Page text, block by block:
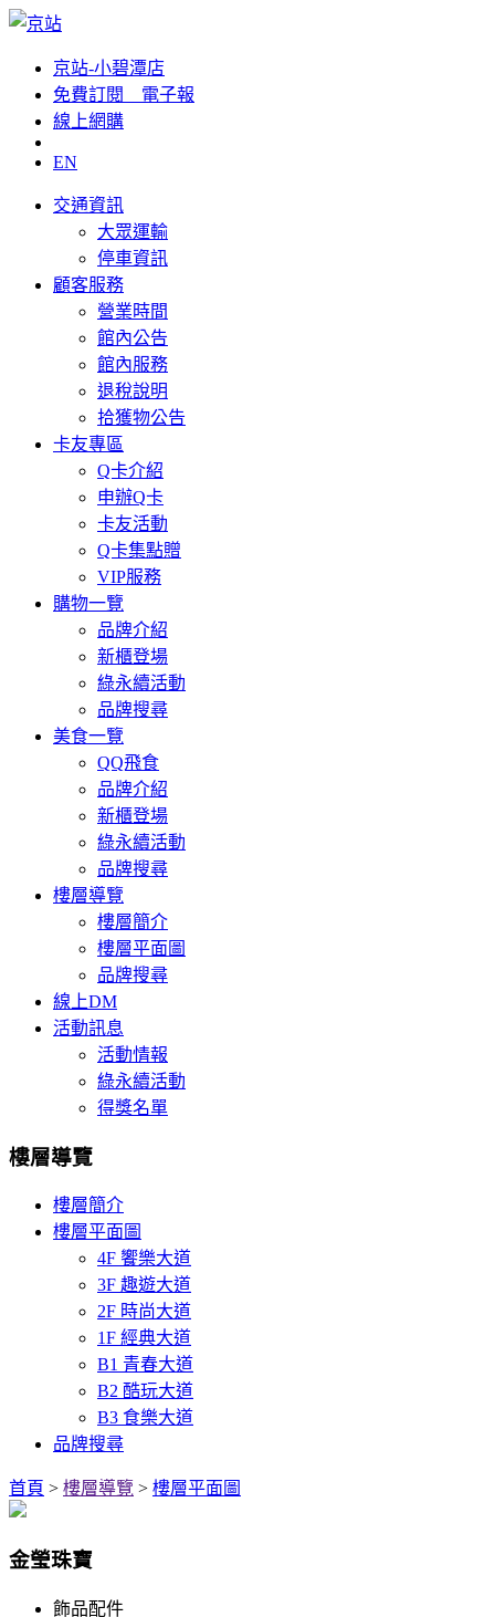
京站-小碧潭店
免費訂閱__電子報
線上網購
EN
交通資訊
大眾運輸
停車資訊
顧客服務
營業時間
館內公告
館內服務
退稅說明
拾獲物公告
卡友專區
Q卡介紹
申辦Q卡
卡友活動
Q卡集點贈
VIP服務
購物一覽
品牌介紹
新櫃登場
綠永續活動
品牌搜尋
美食一覽
QQ飛食
品牌介紹
新櫃登場
綠永續活動
品牌搜尋
樓層導覽
樓層簡介
樓層平面圖
品牌搜尋
線上DM
活動訊息
活動情報
綠永續活動
得獎名單
樓層導覽
樓層簡介
樓層平面圖
4F 饗樂大道
3F 趣遊大道
2F 時尚大道
1F 經典大道
B1 青春大道
B2 酷玩大道
B3 食樂大道
品牌搜尋
首頁 > 樓層導覽 > 樓層平面圖
金瑩珠寶
飾品配件